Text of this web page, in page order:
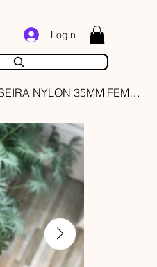
Login
GUCCI PRATA PRETO PULSEIRA NYLON 35MM FEMININO